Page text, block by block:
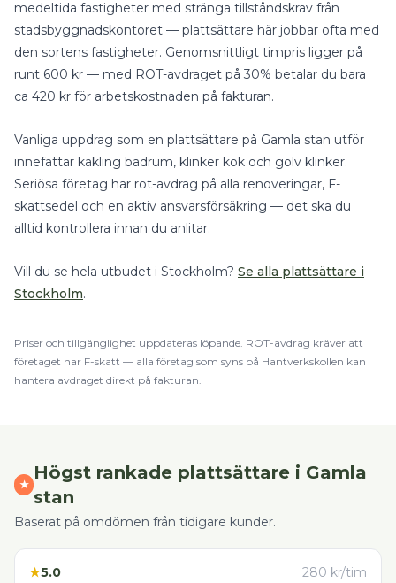
medeltida fastigheter med stränga tillståndskrav från
stadsbyggnadskontoret — plattsättare här jobbar ofta med
den sortens fastigheter. Genomsnittligt timpris ligger på
runt 600 kr — med ROT-avdraget på 30% betalar du bara
ca 420 kr för arbetskostnaden på fakturan.
Vanliga uppdrag som en plattsättare på Gamla stan utför
innefattar kakling badrum, klinker kök och golv klinker.
Seriösa företag har rot-avdrag på alla renoveringar, F-
skattsedel och en aktiv ansvarsförsäkring — det ska du
alltid kontrollera innan du anlitar.
Vill du se hela utbudet i Stockholm? Se alla plattsättare i
Stockholm.
Priser och tillgänglighet uppdateras löpande. ROT-avdrag kräver att
företaget har F-skatt — alla företag som syns på Hantverkskollen kan
hantera avdraget direkt på fakturan.
★
Högst rankade plattsättare i Gamla
stan
Baserat på omdömen från tidigare kunder.
★5.0 280 kr/tim